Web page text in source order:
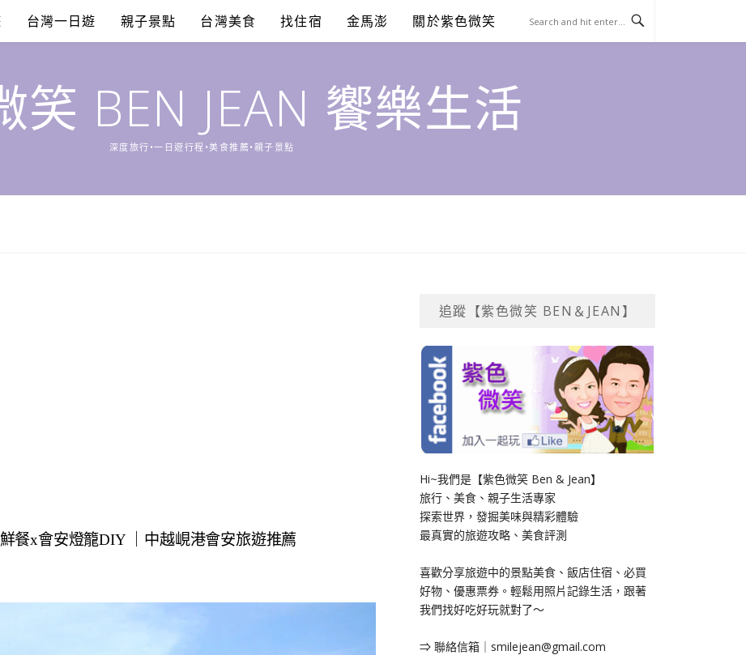
台灣一日遊 親子景點 台灣美食 找住宿 金馬澎 關於紫色微笑
笑 BEN JEAN 饗樂生活
深度旅行•一日遊行程•美食推薦•親子景點
餐x會安燈籠DIY ｜中越峴港會安旅遊推薦
追蹤【紫色微笑 BEN＆JEAN】
Hi~我們是【紫色微笑 Ben & Jean】
旅行、美食、親子生活專家
探索世界，發掘美味與精彩體驗
最真實的旅遊攻略、美食評測
喜歡分享旅遊中的景點美食、飯店住宿、必買
好物、優惠票券。輕鬆用照片記錄生活，跟著
我們找好吃好玩就對了～
⇒ 聯絡信箱｜ smilejean@gmail.com